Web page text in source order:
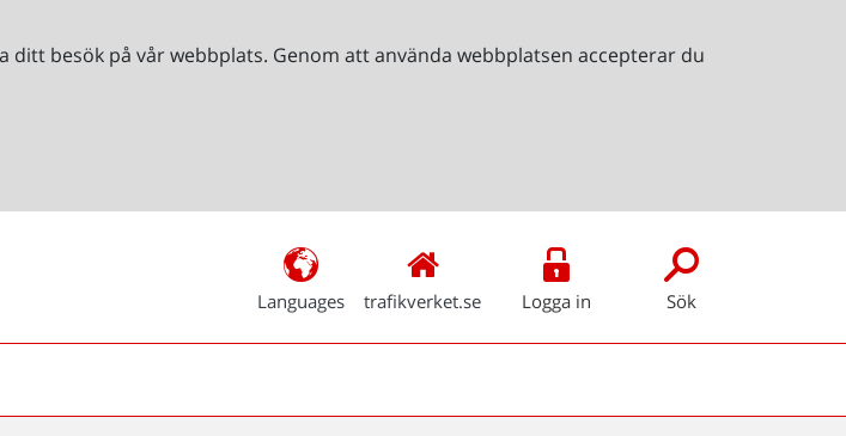
besök på vår webbplats. Genom att använda webbplatsen accepterar du
Languages trafikverket.se Logga in Sök